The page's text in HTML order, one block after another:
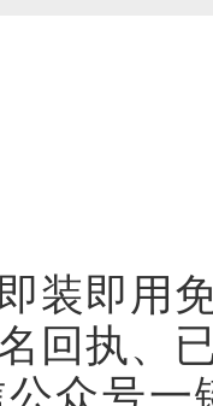
护！
装即用
回执、